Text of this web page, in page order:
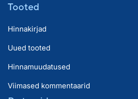
Tooted
Hinnakirjad
Uued tooted
Hinnamuudatused
Viimased kommentaarid